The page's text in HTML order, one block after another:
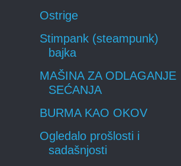
Ostrige
Stimpank (steampunk)
bajka
MAŠINA ZA ODLAGANJE
SEĆANJA
BURMA KAO OKOV
Ogledalo prošlosti i
sadašnjosti